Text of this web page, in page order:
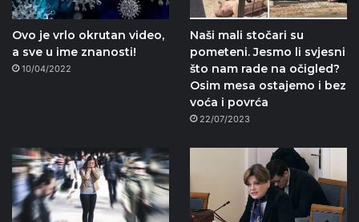
Ovo je vrlo okrutan video,
a sve u ime znanosti!
10/04/2022
Naši mali stočari su
pometeni. Jesmo li svjesni
što nam rade na očigled?
Osim mesa ostajemo i bez
voća i povrća
22/07/2023